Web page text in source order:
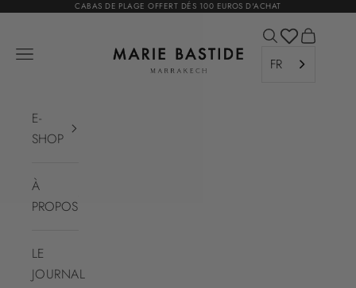
Passer au contenuCABAS DE PLAGE OFFERT DÉS 100 EUROS D'ACHAT
Marie Bastide Marrakech
Ouvrir la navigation
Ouvrir laVoir le
FR
E-
SHOP
À
PROPOS
LE
JOURNAL